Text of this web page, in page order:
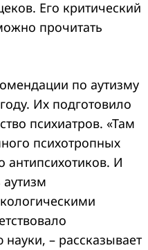
Его критический
прочитать
по аутизму
Их подготовило
психиатров. «Там
психотропных
антипсихотиков. И
– рассказывает